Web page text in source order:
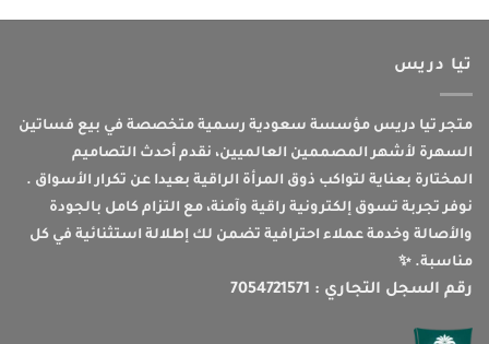
تيا دريس
متجر تيا دريس مؤسسة سعودية رسمية متخصصة في بيع فساتين
السهرة لأشهر المصممين العالميين، نقدم أحدث التصاميم
المختارة بعناية لتواكب ذوق المرأة الراقية بعيدا عن تكرار الأسواق .
نوفر تجربة تسوق إلكترونية راقية وآمنة، مع التزام كامل بالجودة
والأصالة وخدمة عملاء احترافية تضمن لك إطلالة استثنائية في كل
مناسبة. ✨
رقم السجل التجاري : 7054721571